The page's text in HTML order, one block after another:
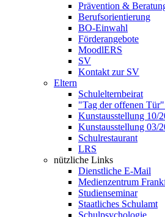
Prävention &
Berufsorientierung
BO-Einwahl
Förderangebote
MoodlERS
SV
Kontakt zur SV
Eltern
Schulelternbeirat
"Tag der offenen
Kunstausstellung 10/
Kunstausstellung 03/
Schulrestaurant
LRS
nützliche Links
Dienstliche E-Mail
Medienzentrum
Studienseminar
Staatliches Schulamt
Schulpsychologie